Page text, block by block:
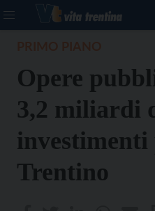
Opere
3,2 miliardi
Trentino